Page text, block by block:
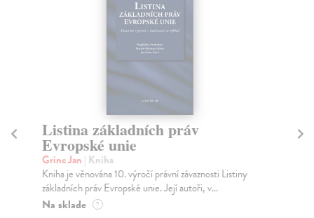
Listina základních práv
Evropské unie
Grinc Jan | Kniha
Kniha je věnována 10. výročí právní závaznosti Listiny
základních práv Evropské unie. Její autoři, v...
Na sklade ?